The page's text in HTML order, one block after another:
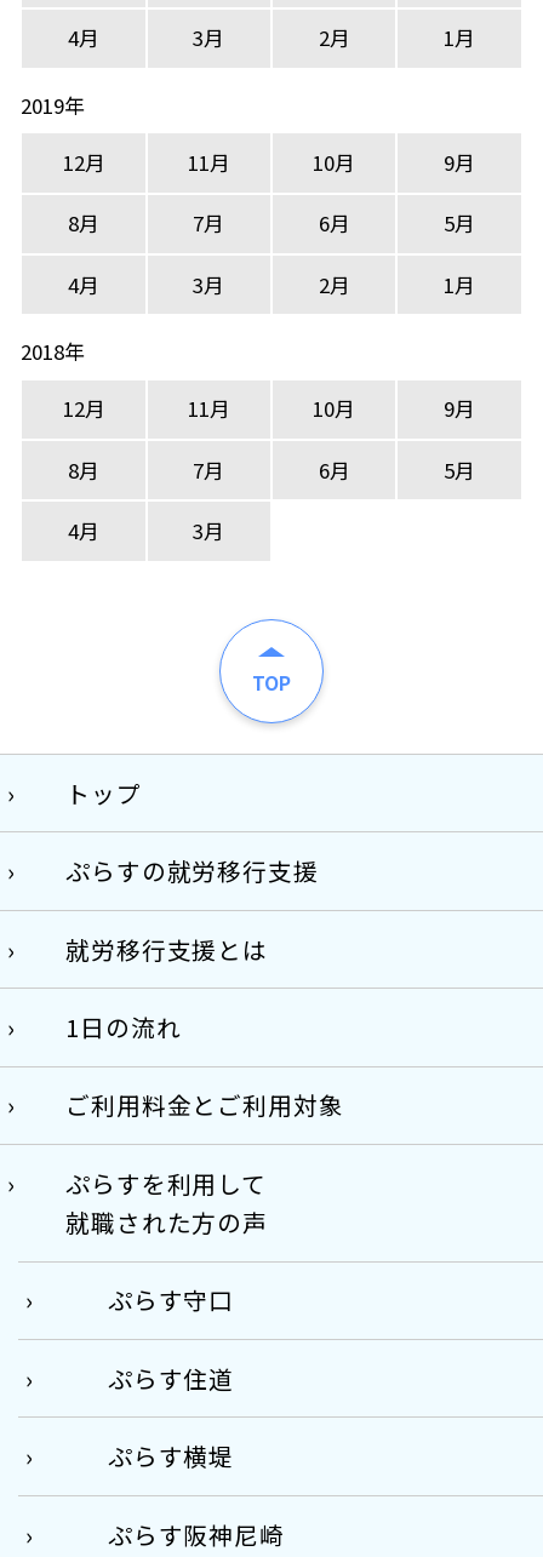
4月 3月 2月 1月
2019年
12月
11月 10月 9月
8月 7月 6月 5月
4月 3月 2月 1月
2018年
12月
11月 10月 9月
8月 7月 6月 5月
4月 3月
TOP
トップ
ぷらすの就労移行支援
就労移行支援とは
1日の流れ
ご利用料金とご利用対象
ぷらすを利用して
就職された方の声
ぷらす守口
ぷらす住道
ぷらす横堤
ぷらす阪神尼崎